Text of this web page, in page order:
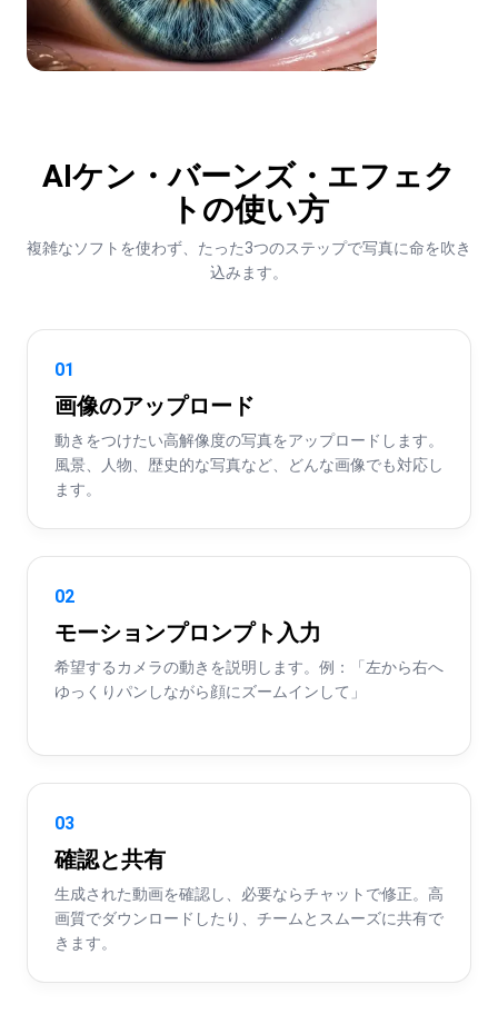
AIケン・バーンズ・エフェク
トの使い方
複雑なソフトを使わず、たった3つのステップで写真に命を吹き
込みます。
01
画像のアップロード
動きをつけたい高解像度の写真をアップロードします。
風景、人物、歴史的な写真など、どんな画像でも対応し
ます。
02
モーションプロンプト入力
希望するカメラの動きを説明します。例：「左から右へ
ゆっくりパンしながら顔にズームインして」
03
確認と共有
生成された動画を確認し、必要ならチャットで修正。高
画質でダウンロードしたり、チームとスムーズに共有で
きます。